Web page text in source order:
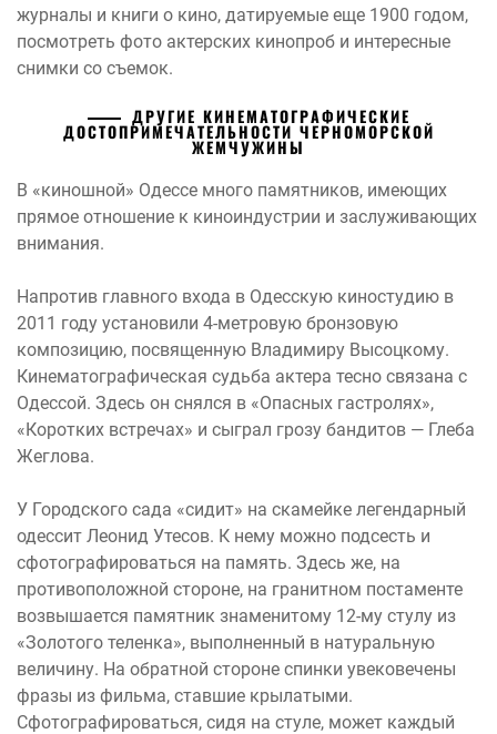
журналы и книги о кино, датируемые еще 1900 годом,
посмотреть фото актерских кинопроб и интересные
снимки со съемок.
ДРУГИЕ КИНЕМАТОГРАФИЧЕСКИЕ
ДОСТОПРИМЕЧАТЕЛЬНОСТИ ЧЕРНОМОРСКОЙ
ЖЕМЧУЖИНЫ
В «киношной» Одессе много памятников, имеющих
прямое отношение к киноиндустрии и заслуживающих
внимания.
Напротив главного входа в Одесскую киностудию в
2011 году установили 4-метровую бронзовую
композицию, посвященную Владимиру Высоцкому.
Кинематографическая судьба актера тесно связана с
Одессой. Здесь он снялся в «Опасных гастролях»,
«Коротких встречах» и сыграл грозу бандитов — Глеба
Жеглова.
У Городского сада «сидит» на скамейке легендарный
одессит Леонид Утесов. К нему можно подсесть и
сфотографироваться на память. Здесь же, на
противоположной стороне, на гранитном постаменте
возвышается памятник знаменитому 12-му стулу из
«Золотого теленка», выполненный в натуральную
величину. На обратной стороне спинки увековечены
фразы из фильма, ставшие крылатыми.
Сфотографироваться, сидя на стуле, может каждый